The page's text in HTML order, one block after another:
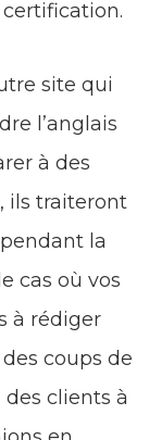
site qui
l’anglais
à des
ils traiteront
la
cas où vos
à rédiger
coups de
clients à